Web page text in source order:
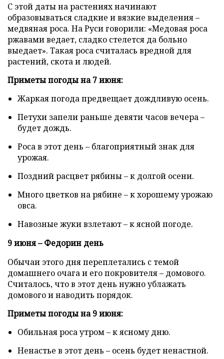
С этой даты на растениях начинают
образовываться сладкие и вязкие выделения –
медвяная роса. На Руси говорили: «Медовая роса
ржавами ведает, сладко стелется да больно
выедает». Такая роса считалась вредной для
растений, скота и людей.
Приметы погоды на 7 июня:
Жаркая погода предвещает дождливую осень.
Петухи запели раньше девяти часов вечера –
будет дождь.
Роса в этот день – благоприятный знак для
урожая.
Поздний расцвет рябины – к долгой осени.
Много цветков на рябине – к хорошему урожаю
овса.
Навозные жуки взлетают – к ясной погоде.
9 июня – Федорин день
Обычаи этого дня переплетались с темой
домашнего очага и его покровителя – домового.
Считалось, что в этот день нужно ублажать
домового и наводить порядок.
Приметы погоды на 9 июня:
Обильная роса утром – к ясному дню.
Ненастье в этот день – осень будет ненастной.